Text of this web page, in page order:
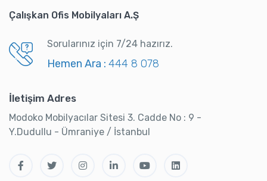
Çalışkan Ofis Mobilyaları A.Ş
Sorularınız için 7/24 hazırız.
Hemen Ara : 444 8 078
İletişim Adres
Modoko Mobilyacılar Sitesi 3. Cadde No : 9 -
Y.Dudullu - Ümraniye / İstanbul